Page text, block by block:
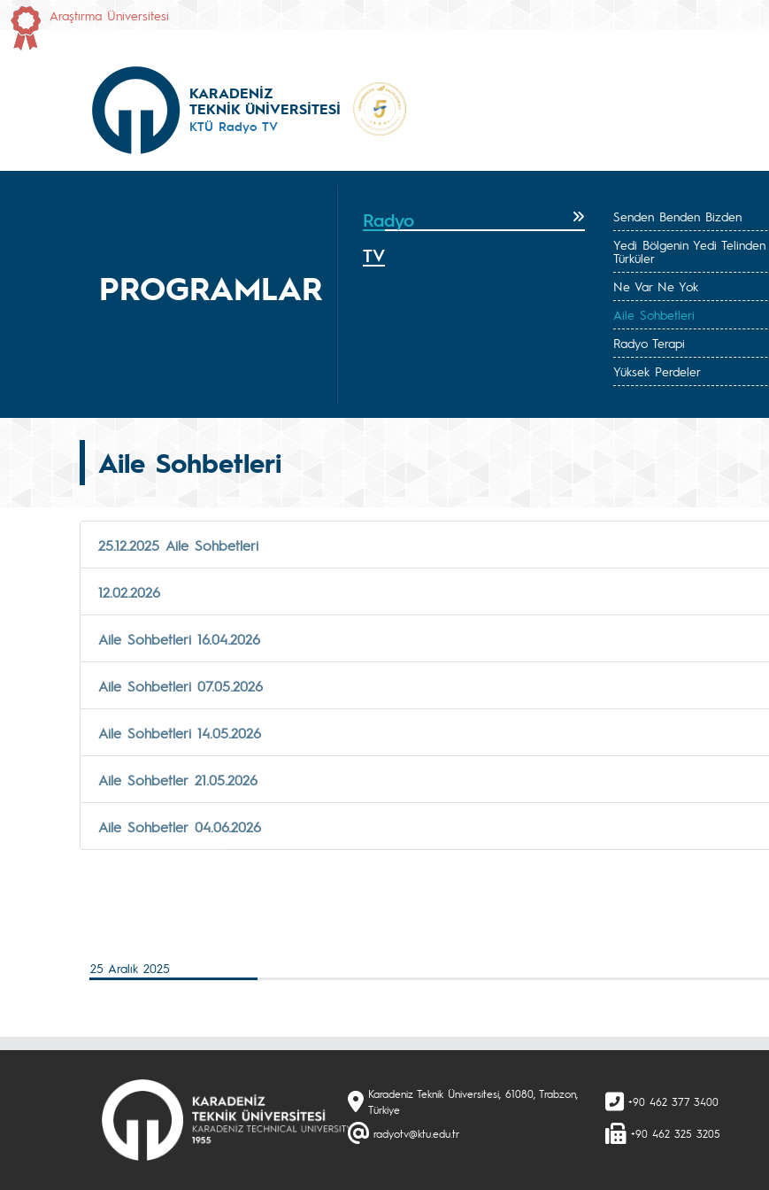
Araştırma Üniversitesi
KARADENİZ
TEKNİK ÜNİVERSİTESİ
KTÜ Radyo TV
PROGRAMLAR
Radyo
TV
Senden Benden Bizden
Yedi Bölgenin Yedi Telinden
Türküler
Ne Var Ne Yok
Aile Sohbetleri
Radyo Terapi
Yüksek Perdeler
Aile Sohbetleri
25.12.2025 Aile Sohbetleri
12.02.2026
Aile Sohbetleri 16.04.2026
Aile Sohbetleri 07.05.2026
Aile Sohbetleri 14.05.2026
Aile Sohbetler 21.05.2026
Aile Sohbetler 04.06.2026
25 Aralık 2025
Karadeniz Teknik Üniversitesi, 61080, Trabzon,
Türkiye
radyotv@ktu.edu.tr
+90 462 377 3400
+90 462 325 3205